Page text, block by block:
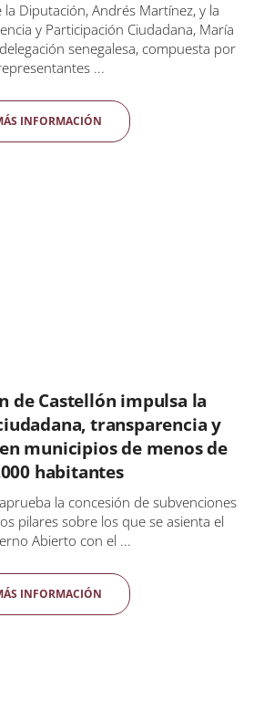
la Diputación, Andrés Martínez, y la
y Participación Ciudadana, María
senegalesa, compuesta por
...
INFORMACIÓN
de Castellón impulsa la
transparencia y
municipios de menos de
habitantes
la concesión de subvenciones
pilares sobre los que se asienta el
Abierto con el ...
INFORMACIÓN